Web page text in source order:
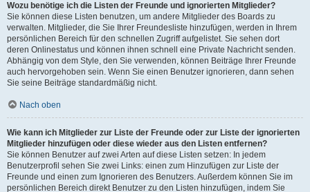
Wozu benötige ich die Listen der Freunde und ignorierten Mitglieder?
Sie können diese Listen benutzen, um andere Mitglieder des Boards zu
verwalten. Mitglieder, die Sie Ihrer Freundesliste hinzufügen, werden in Ihrem
persönlichen Bereich für den schnellen Zugriff aufgelistet. Sie sehen dort
deren Onlinestatus und können ihnen schnell eine Private Nachricht senden.
Abhängig von dem Style, den Sie verwenden, können Beiträge Ihrer Freunde
auch hervorgehoben sein. Wenn Sie einen Benutzer ignorieren, dann sehen
Sie seine Beiträge standardmäßig nicht.
Nach oben
Wie kann ich Mitglieder zur Liste der Freunde oder zur Liste der ignorierten
Mitglieder hinzufügen oder diese wieder aus den Listen entfernen?
Sie können Benutzer auf zwei Arten auf diese Listen setzen: In jedem
Benutzerprofil sehen Sie zwei Links: einen zum Hinzufügen zur Liste der
Freunde und einen zum Ignorieren des Benutzers. Außerdem können Sie im
persönlichen Bereich direkt Benutzer zu den Listen hinzufügen, indem Sie